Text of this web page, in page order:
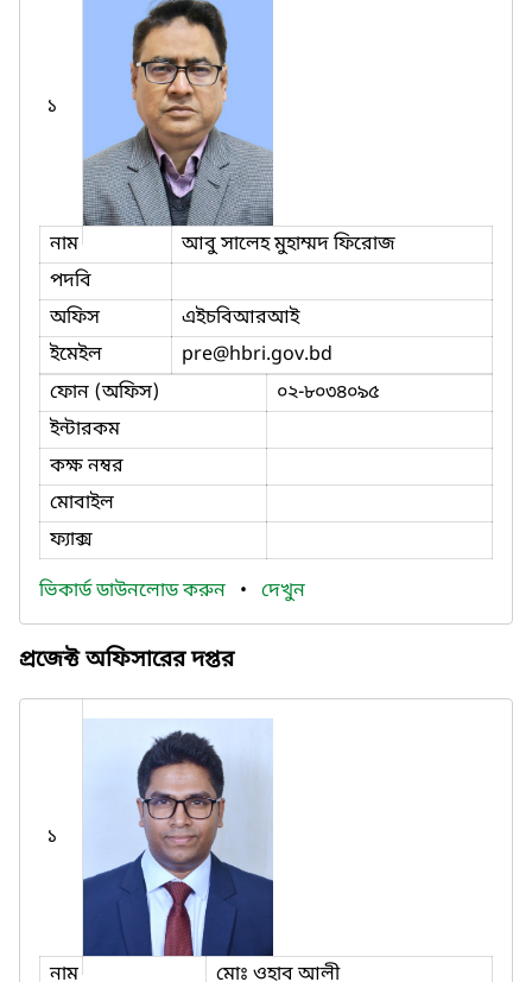
১
নাম
আবু সালেহ মুহাম্মদ ফিরোজ
পদবি
অফিস
এইচবিআরআই
ইমেইল
pre@hbri.gov.bd
ফোন (অফিস)
০২-৮০৩৪০৯৫
ইন্টারকম
কক্ষ নম্বর
মোবাইল
ফ্যাক্স
ভিকার্ড ডাউনলোড করুন • দেখুন
প্রজেক্ট অফিসারের দপ্তর
১
নাম মোঃ ওহাব আলী